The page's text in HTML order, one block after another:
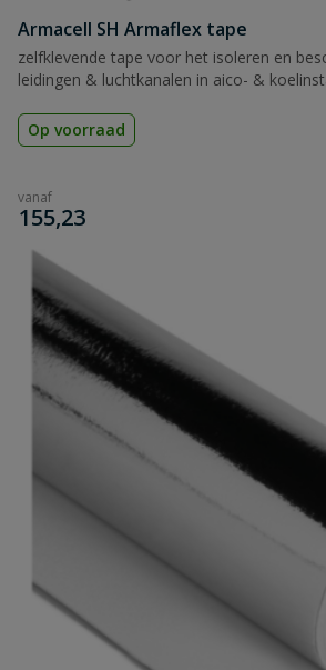
Armacell SH Armaflex tape
zelfklevende tape voor het isoleren en
leidingen & luchtkanalen in aico- &
Op voorraad
vanaf
€
155,23